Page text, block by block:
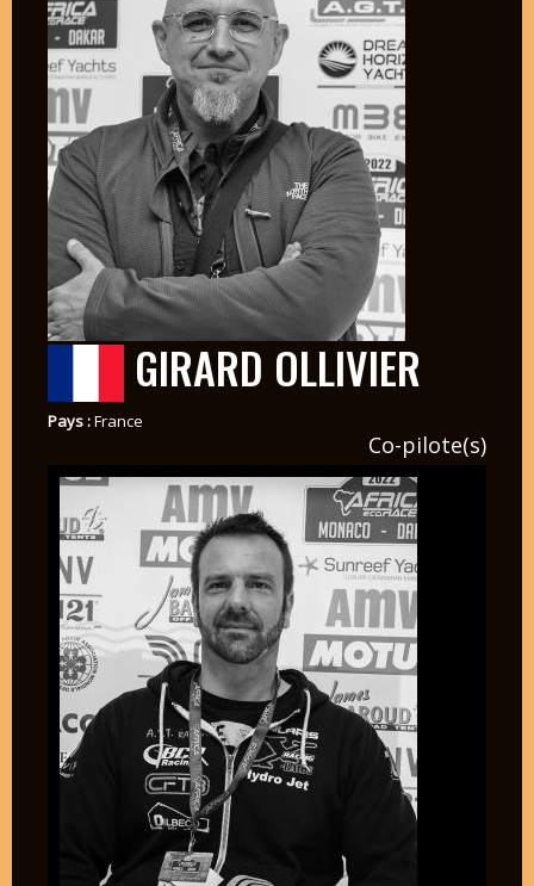
GIRARD OLLIVIER
Pays :France
Co-pilote(s)